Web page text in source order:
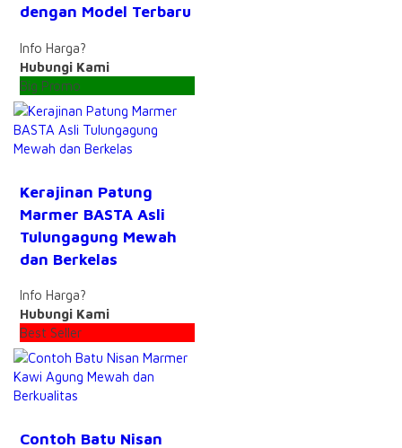
dengan Model Terbaru
Info Harga?
Hubungi Kami
Big Promo
Kerajinan Patung
Marmer BASTA Asli
Tulungagung Mewah
dan Berkelas
Info Harga?
Hubungi Kami
Best Seller
Contoh Batu Nisan